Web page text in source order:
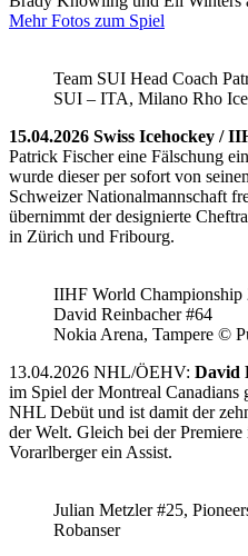
Mehr Fotos zum Spiel
Team SUI Head Coach
SUI – ITA, Milano Rho
15.04.2026 Swiss Icehockey /
Patrick Fischer eine Fälschung
wurde dieser per sofort von
Schweizer Nationalmannschaft
übernimmt der designierte
in Zürich und Fribourg.
IIHF World
David Reinbacher #64
Nokia Arena, Tampere ©
13.04.2026 NHL/ÖEHV: David
im Spiel der Montreal Canadians
NHL Debüt und ist damit der
der Welt. Gleich bei der
Vorarlberger ein Assist.
Julian Metzler #25,
Robanser